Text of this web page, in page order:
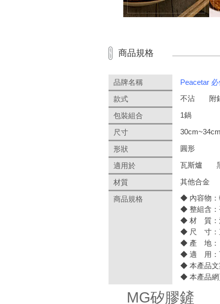
商品規格
品牌名稱
Peacetar
款式
不沾 附
包裝組合 1鍋
尺寸
形狀 圓形
適用於 瓦斯爐
材質 其他合金
商品規格
◆ 內容物：
◆ 整組含：
◆ 材 質：
◆ 尺 寸：
◆ 產 地：
◆ 適 用：
◆ 本產品文
◆ 本產品網
MG矽膠鏟